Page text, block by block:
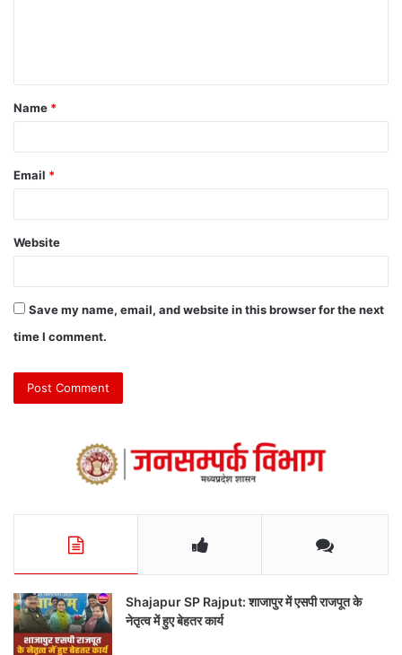
Name *
Email *
Website
Save my name, email, and website in this browser for the next
time I comment.
Shajapur SP Rajput: शाजापुर में एसपी राजपूत के
नेतृत्व में हुए बेहतर कार्य